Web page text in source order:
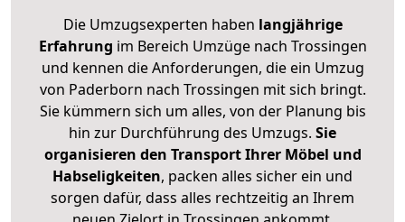
Die Umzugsexperten haben langjährige
Erfahrung im Bereich Umzüge nach Trossingen
und kennen die Anforderungen, die ein Umzug
von Paderborn nach Trossingen mit sich bringt.
Sie kümmern sich um alles, von der Planung bis
hin zur Durchführung des Umzugs. Sie
organisieren den Transport Ihrer Möbel und
Habseligkeiten, packen alles sicher ein und
sorgen dafür, dass alles rechtzeitig an Ihrem